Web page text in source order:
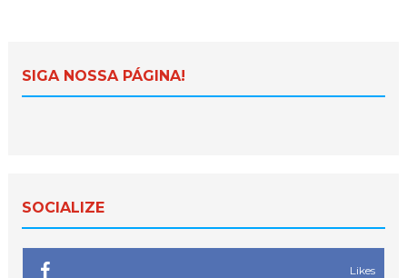
SIGA NOSSA PÁGINA!
SOCIALIZE
Likes